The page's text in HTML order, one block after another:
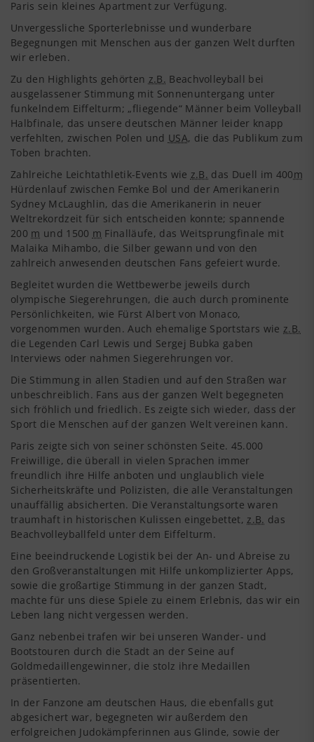
Paris sein kleines Apartment zur Verfügung.
Unvergessliche Sporterlebnisse und wunderbare
Begegnungen mit Menschen aus der ganzen Welt durften
wir erleben.
Zu den Highlights gehörten z.B. Beachvolleyball bei
ausgelassener Stimmung mit Sonnenuntergang unter
funkelndem Eiffelturm; „fliegende“ Männer beim Volleyball
Halbfinale, das unsere deutschen Männer leider knapp
verfehlten, zwischen Polen und USA, die das Publikum zum
Toben brachten.
Zahlreiche Leichtathletik-Events wie z.B. das Duell im 400m
Hürdenlauf zwischen Femke Bol und der Amerikanerin
Sydney McLaughlin, das die Amerikanerin in neuer
Weltrekordzeit für sich entscheiden konnte; spannende
200 m und 1500 m Finalläufe, das Weitsprungfinale mit
Malaika Mihambo, die Silber gewann und von den
zahlreich anwesenden deutschen Fans gefeiert wurde.
Begleitet wurden die Wettbewerbe jeweils durch
olympische Siegerehrungen, die auch durch prominente
Persönlichkeiten, wie Fürst Albert von Monaco,
vorgenommen wurden. Auch ehemalige Sportstars wiez.B.
die Legenden Carl Lewis und Sergej Bubka gaben
Interviews oder nahmen Siegerehrungen vor.
Die Stimmung in allen Stadien und auf den Straßen war
unbeschreiblich. Fans aus der ganzen Welt begegneten
sich fröhlich und friedlich. Es zeigte sich wieder, dass der
Sport die Menschen auf der ganzen Welt vereinen kann.
Paris zeigte sich von seiner schönsten Seite. 45.000
Freiwillige, die überall in vielen Sprachen immer
freundlich ihre Hilfe anboten und unglaublich viele
Sicherheitskräfte und Polizisten, die alle Veranstaltungen
unauffällig absicherten. Die Veranstaltungsorte waren
traumhaft in historischen Kulissen eingebettet,z.B. das
Beachvolleyballfeld unter dem Eiffelturm.
Eine beeindruckende Logistik bei der An- und Abreise zu
den Großveranstaltungen mit Hilfe unkomplizierter Apps,
sowie die großartige Stimmung in der ganzen Stadt,
machte für uns diese Spiele zu einem Erlebnis, das wir ein
Leben lang nicht vergessen werden.
Ganz nebenbei trafen wir bei unseren Wander- und
Bootstouren durch die Stadt an der Seine auf
Goldmedaillengewinner, die stolz ihre Medaillen
präsentierten.
In der Fanzone am deutschen Haus, die ebenfalls gut
abgesichert war, begegneten wir außerdem den
erfolgreichen Judokämpferinnen aus Glinde, sowie der